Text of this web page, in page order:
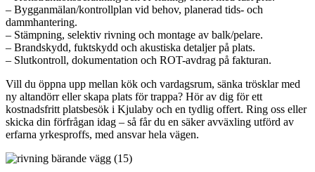
– Bygganmälan/kontrollplan vid behov, planerad tids- och
dammhantering.
– Stämpning, selektiv rivning och montage av balk/pelare.
– Brandskydd, fuktskydd och akustiska detaljer på plats.
– Slutkontroll, dokumentation och ROT-avdrag på fakturan.
Vill du öppna upp mellan kök och vardagsrum, sänka trösklar med
ny altandörr eller skapa plats för trappa? Hör av dig för ett
kostnadsfritt platsbesök i Kjulaby och en tydlig offert. Ring oss eller
skicka din förfrågan idag – så får du en säker avväxling utförd av
erfarna yrkesproffs, med ansvar hela vägen.